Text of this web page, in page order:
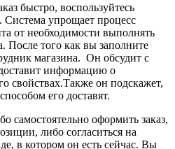
быстро, воспользуйтесь
упрощает процесс
от необходимости выполнять
После того как вы заполните
магазина. Он обсудит с
информацию о
свойствах.Также он подскажет,
его доставят.
самостоятельно оформить заказ,
либо согласиться на
в котором он есть сейчас. Вы